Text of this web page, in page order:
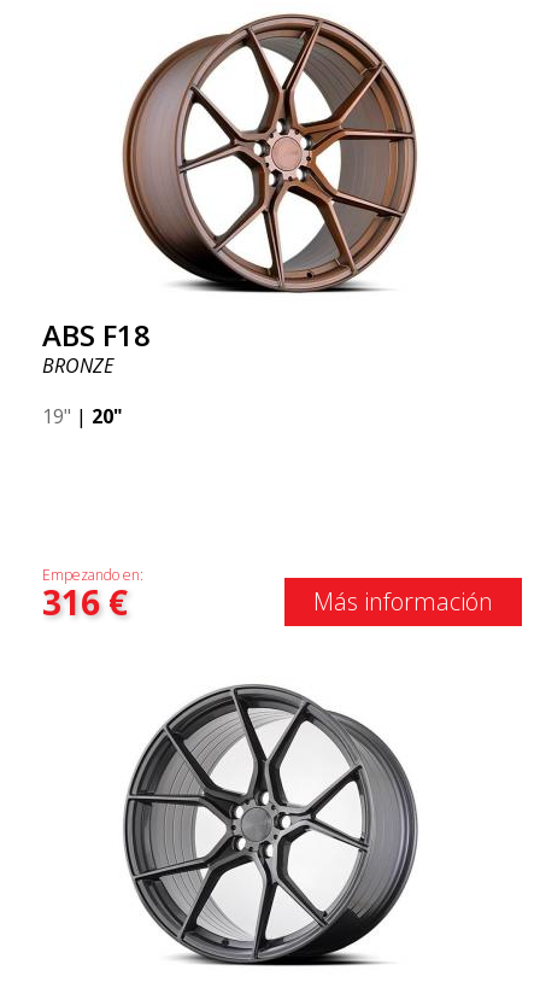
ABS F18
BRONZE
19" | 20"
Empezando en:
316€ Más información